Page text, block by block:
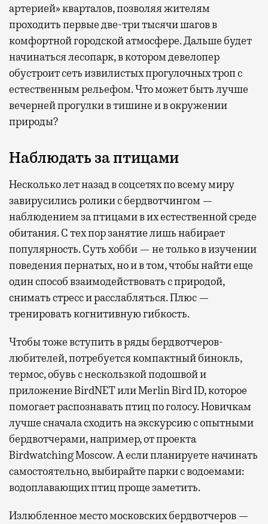
артерией» кварталов, позволяя жителям
проходить первые две-три тысячи шагов в
комфортной городской атмосфере. Дальше будет
начинаться лесопарк, в котором девелопер
обустроит сеть извилистых прогулочных троп с
естественным рельефом. Что может быть лучше
вечерней прогулки в тишине и в окружении
природы?
Наблюдать за птицами
Несколько лет назад в соцсетях по всему миру
завирусились ролики с бердвотчингом —
наблюдением за птицами в их естественной среде
обитания. С тех пор занятие лишь набирает
популярность. Суть хобби — не только в изучении
поведения пернатых, но и в том, чтобы найти еще
один способ взаимодействовать с природой,
снимать стресс и расслабляться. Плюс —
тренировать когнитивную гибкость.
Чтобы тоже вступить в ряды бердвотчеров-
любителей, потребуется компактный бинокль,
термос, обувь с нескользкой подошвой и
приложение BirdNET или Merlin Bird ID, которое
помогает распознавать птиц по голосу. Новичкам
лучше сначала сходить на экскурсию с опытными
бердвотчерами, например, от проекта
Birdwatching Moscow. А если планируете начинать
самостоятельно, выбирайте парки с водоемами:
водоплавающих птиц проще заметить.
Излюбленное место московских бердвотчеров —